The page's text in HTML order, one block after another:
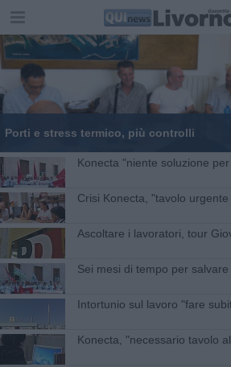
Porti e stress termico, più controlli
Konecta "niente soluzione
Crisi Konecta, "tavolo
Ascoltare i lavoratori, tour
Sei mesi di tempo per salvare
Intortunio sul lavoro "fare
Konecta, "necessario tavolo